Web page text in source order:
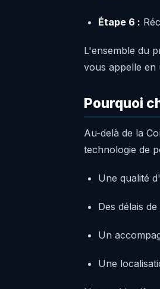
Étape 6 :
L'ensemble du
vous appelle en
Pourquoi
Au-delà de la
technologie de
Une qualité
Des délais
Un
Une